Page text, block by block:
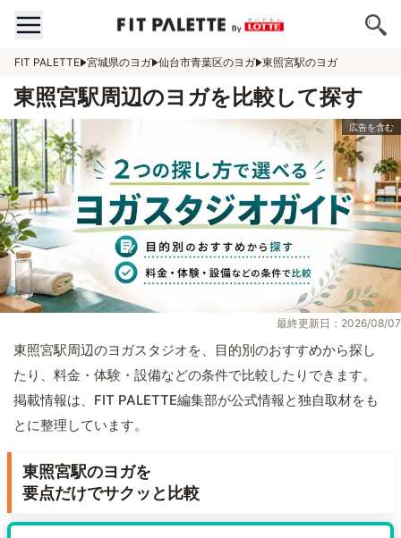
FIT PALETTE 宮城県のヨガ 仙台市青葉区のヨガ 東照宮駅のヨガ
東照宮駅周辺のヨガを比較して探す
最終更新日：2026/08/07
東照宮駅周辺のヨガスタジオを、目的別のおすすめから探し
たり、料金・体験・設備などの条件で比較したりできます。
掲載情報は、FIT PALETTE編集部が公式情報と独自取材をも
とに整理しています。
東照宮駅のヨガを
要点だけでサクッと比較